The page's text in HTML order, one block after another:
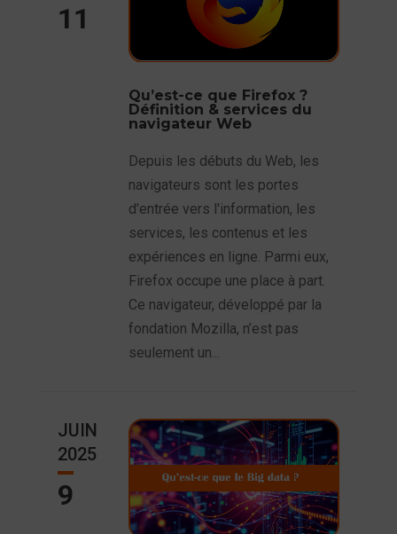
11
Qu’est-ce que Firefox ?
Définition & services du
navigateur Web
Depuis les débuts du Web, les
navigateurs sont les portes
d'entrée vers l'information, les
services, les contenus et les
expériences en ligne. Parmi eux,
Firefox occupe une place à part.
Ce navigateur, développé par la
fondation Mozilla, n’est pas
seulement un...
JUIN
2025
9